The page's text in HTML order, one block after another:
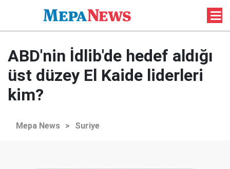
ABD'nin İdlib'de hedef aldığı
üst düzey El Kaide liderleri
kim?
Mepa News > Suriye